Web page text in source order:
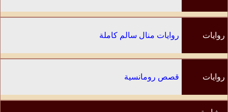
روايات روايات منال سالم كاملة
روايات قصص رومانسية